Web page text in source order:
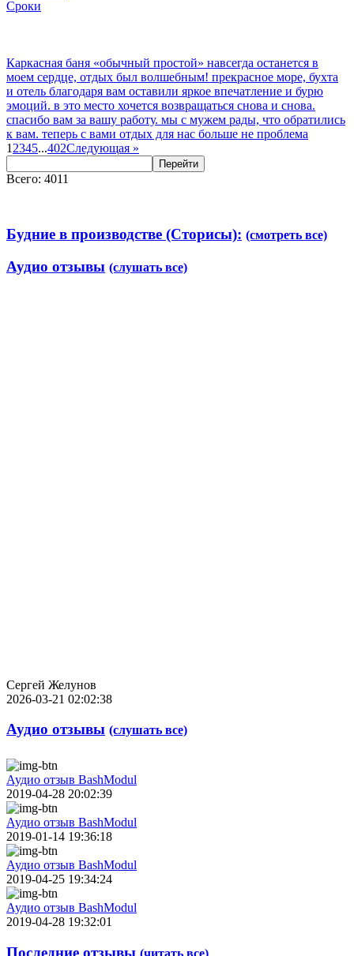
Сроки
Каркасная баня «обычный простой» навсегда останется в
моем сердце, отдых был волшебным! прекрасное море, бухта
и отель благодаря вам оставили яркое впечатление и бурю
эмоций. в это место хочется возвращаться снова и снова.
спасибо вам за вашу работу. мы с мужем рады, что обратились
к вам. теперь с вами отдых для нас больше не проблема
1 2345...402Следующая »
Перейти
Всего: 4011
Будние в производстве (Сторисы): (смотреть все)
Аудио отзывы (слушать все)
Сергей Желунов
2026-03-21 02:02:38
Аудио отзывы (слушать все)
Аудио отзыв BashModul
2019-04-28 20:02:39
Аудио отзыв BashModul
2019-01-14 19:36:18
Аудио отзыв BashModul
2019-04-25 19:34:24
Аудио отзыв BashModul
2019-04-28 19:32:01
Последние отзывы (читать все)